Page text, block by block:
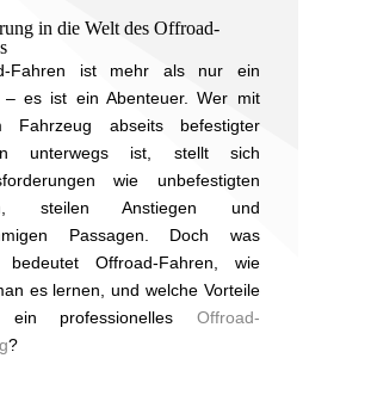
in die Welt des Offroad-
Fahren ist mehr als nur ein
– es ist ein Abenteuer. Wer mit
Fahrzeug abseits befestigter
unterwegs ist, stellt sich
wie unbefestigten
steilen Anstiegen und
Passagen. Doch was
bedeutet Offroad-Fahren, wie
es lernen, und welche Vorteile
ein professionelles Offroad-
?